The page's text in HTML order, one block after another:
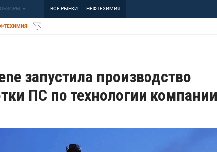
ОБЗОРЫ ВСЕ РЫНКИ НЕФТЕХИМИЯ
запустила производство
ПС по технологии компании